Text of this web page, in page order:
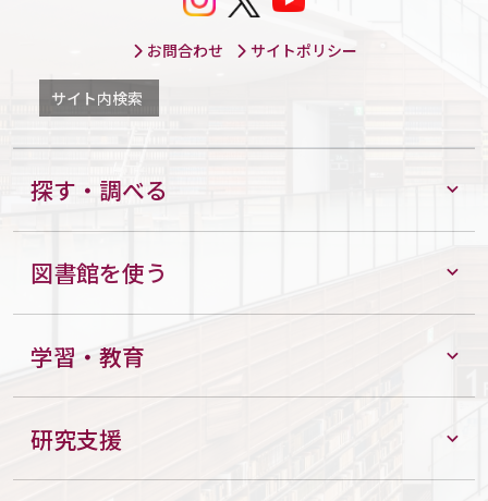
お問合わせ サイトポリシー
サイト内検索
探す・調べる
図書館を使う
学習・教育
研究支援